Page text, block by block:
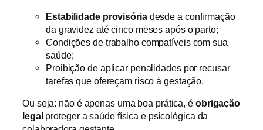
Estabilidade provisóriadesde a confirmação
da gravidez até cinco meses após o parto;
Condições de trabalho compatíveis com sua
saúde;
Proibição de aplicar penalidades por recusar
tarefas que ofereçam risco à gestação.
Ou seja: não é apenas uma boa prática, é obrigação
legalproteger a saúde física e psicológica da